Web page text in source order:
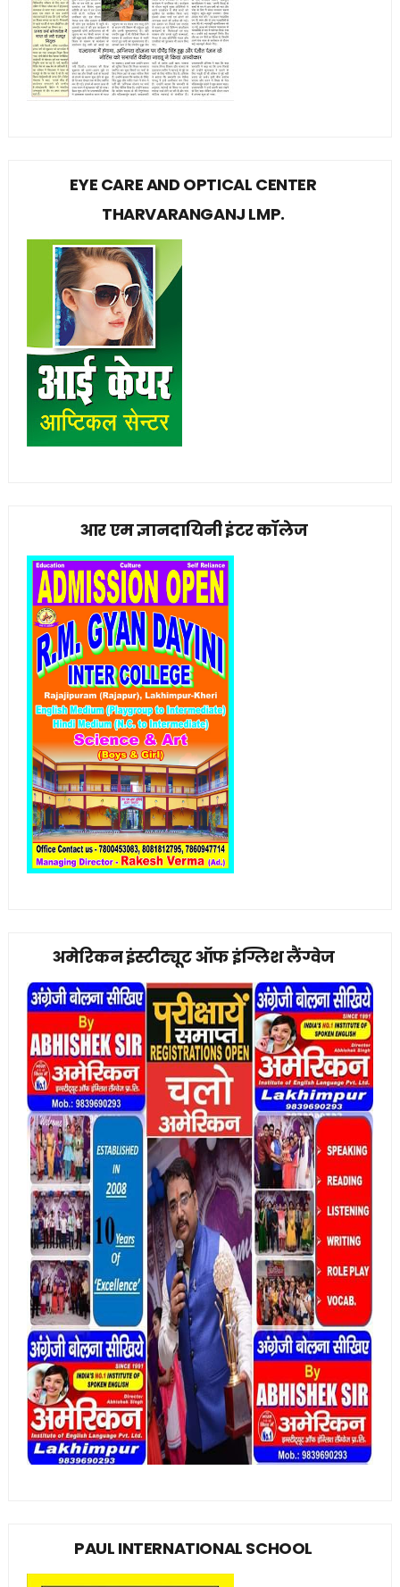
EYE CARE AND OPTICAL CENTER
THARVARANGANJ LMP.
आर एम ज्ञानदायिनी इंटर कॉलेज
अमेरिकन इंस्टीट्यूट ऑफ इंग्लिश लैंग्वेज
PAUL INTERNATIONAL SCHOOL